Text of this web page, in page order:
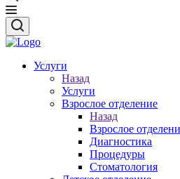
Услуги
Назад
Услуги
Взрослое отделение
Назад
Взрослое
Диагностика
Процедуры
Стоматология